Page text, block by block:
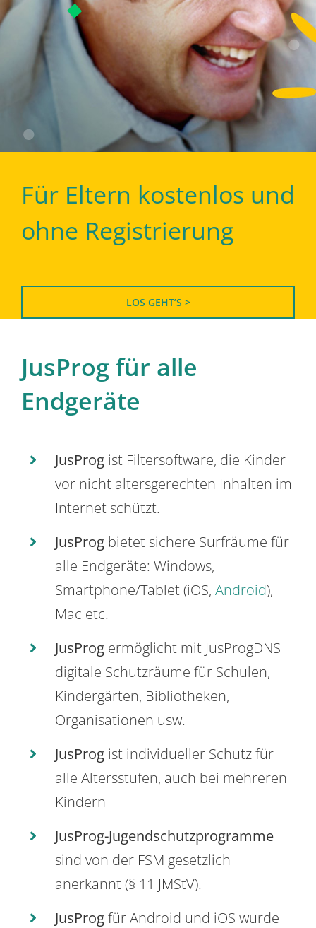
Für Eltern kostenlos und
ohne Registrierung
LOS GEHT’S >
JusProg für alle
Endgeräte
JusProg ist Filtersoftware, die Kinder
vor nicht altersgerechten Inhalten im
Internet schützt.
JusProg bietet sichere Surfräume für
alle Endgeräte: Windows,
Smartphone/Tablet (iOS, Android),
Mac etc.
JusProg ermöglicht mit JusProgDNS
digitale Schutzräume für Schulen,
Kindergärten, Bibliotheken,
Organisationen usw.
JusProg ist individueller Schutz für
alle Altersstufen, auch bei mehreren
Kindern
JusProg-Jugendschutzprogramme
sind von der FSM gesetzlich
anerkannt (§ 11 JMStV).
JusProgfür Android und iOS wurde